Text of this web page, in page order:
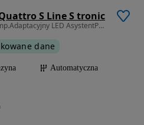
S Line S tronic
1984 cm3 • 204 KM • 2xSline Temp.Adaptacyjny LED AsystentParkPlus Kamera Alu19 SzybyPrivac
dane
Automatyczna